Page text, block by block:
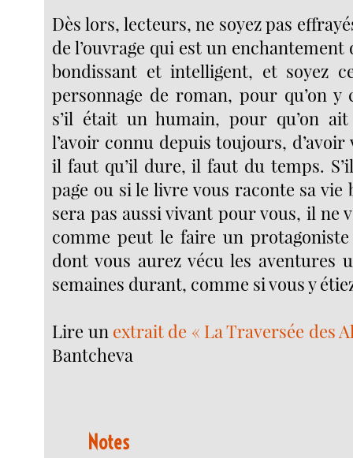
Dès lors, lecteurs, ne soyez pas
de l’ouvrage qui est un
bondissant et intelligent, et soyez
personnage de roman, pour qu’on y
s’il était un humain, pour qu’on ait
l’avoir connu depuis toujours, d’avoir
il faut qu’il dure, il faut du temps.
page ou si le livre vous raconte sa
sera pas aussi vivant pour vous, il ne
comme peut le faire un
dont vous aurez vécu les aventures
semaines durant, comme si vous y
Lire un extrait de « La Traversée des
Bantcheva
Notes